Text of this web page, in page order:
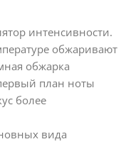
интенсивности.
обжаривают
обжарка
план ноты
более
вида